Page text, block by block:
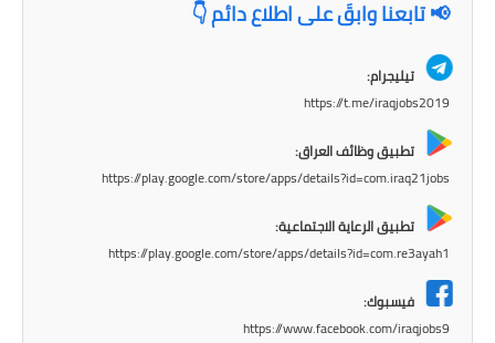
المرحلة المتوسطة
المرحلة الاعدادية
📢 تابعنا وابقَ على اطلاع دائم 👇
تيليجرام:
https://t.me/iraqjobs2019
تطبيق وظائف العراق:
https://play.google.com/store/apps/details?id=com.iraq21jobs
تطبيق الرعاية الاجتماعية:
https://play.google.com/store/apps/details?id=com.re3ayah1
فيسبوك:
https://www.facebook.com/iraqjobs9